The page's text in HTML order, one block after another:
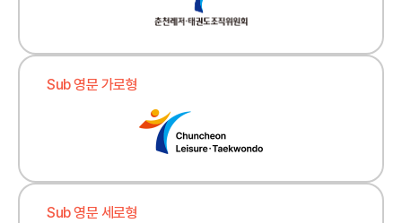
Sub 영문 가로형
Sub 영문 세로형